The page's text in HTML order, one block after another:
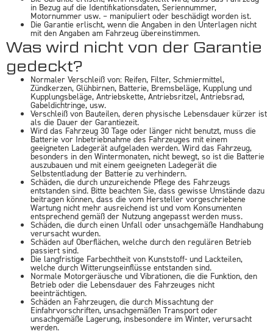
in Bezug auf die Identifikationsdaten, Seriennummer,
Motornummer usw. – manipuliert oder beschädigt worden ist.
Die Garantie erlischt, wenn die Angaben in den Unterlagen nicht
mit den Angaben am Fahrzeug übereinstimmen.
Was wird nicht von der Garantie
gedeckt?
Normaler Verschleiß von: Reifen, Filter, Schmiermittel,
Zündkerzen, Glühbirnen, Batterie, Bremsbeläge, Kupplung und
Kupplungsbeläge, Antriebskette, Antriebsritzel, Antriebsrad,
Gabeldichtringe, usw.
Verschleiß von Bauteilen, deren physische Lebensdauer kürzer ist
als die Dauer der Garantiezeit.
Wird das Fahrzeug 30 Tage oder länger nicht benutzt, muss die
Batterie vor Inbetriebnahme des Fahrzeuges mit einem
geeigneten Ladegerät aufgeladen werden. Wird das Fahrzeug,
besonders in den Wintermonaten, nicht bewegt, so ist die Batterie
auszubauen und mit einem geeigneten Ladegerät die
Selbstentladung der Batterie zu verhindern.
Schäden, die durch unzureichende Pflege des Fahrzeugs
entstanden sind. Bitte beachten Sie, dass gewisse Umstände dazu
beitragen können, dass die vom Hersteller vorgeschriebene
Wartung nicht mehr ausreichend ist und vom Konsumenten
entsprechend gemäß der Nutzung angepasst werden muss.
Schäden, die durch einen Unfall oder unsachgemäße Handhabung
verursacht wurden.
Schäden auf Oberflächen, welche durch den regulären Betrieb
passiert sind.
Die langfristige Farbechtheit von Kunststoff- und Lackteilen,
welche durch Witterungseinflüsse entstanden sind.
Normale Motorgeräusche und Vibrationen, die die Funktion, den
Betrieb oder die Lebensdauer des Fahrzeuges nicht
beeinträchtigen.
Schäden an Fahrzeugen, die durch Missachtung der
Einfahrvorschriften, unsachgemäßen Transport oder
unsachgemäße Lagerung, insbesondere im Winter, verursacht
werden.